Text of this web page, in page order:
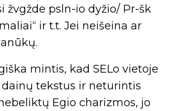
žvgžde psln-io dyžio/ Pr-šk
ir t.t. Jei neišeina ar
mintis, kad SELo vietoje
tekstus ir neturintis
Egio charizmos, jo